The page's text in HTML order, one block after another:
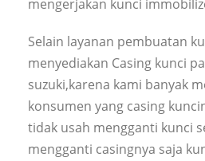
mengerjakan kunci
Selain layanan pembuatan
menyediakan Casing kunci
suzuki,karena kami banyak
konsumen yang casing
tidak usah mengganti kunci
mengganti casingnya saja